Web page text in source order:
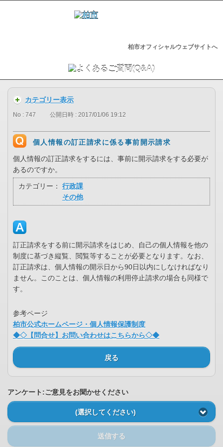
柏市オフィシャルウェブサイトへ
カテゴリー表示
No : 747 公開日時 : 2017/01/06 19:12
個人情報の訂正請求に係る事前開示請求
個人情報の訂正請求をするには、事前に開示請求をする必要が
あるのですか。
カテゴリー：
行政課
その他
訂正請求をする前に開示請求をはじめ、自己の個人情報を他の
制度に基づき縦覧、閲覧等することが必要となります。なお、
訂正請求は、個人情報の開示日から90日以内にしなければなり
ません。このことは、個人情報の利用停止請求の場合も同様で
す。
参考ページ
柏市公式ホームページ・個人情報保護制度
◆◇【問合せ】お問い合わせはこちらから◇◆
戻る
アンケート:ご意見をお聞かせください
(選択してください)
送信する